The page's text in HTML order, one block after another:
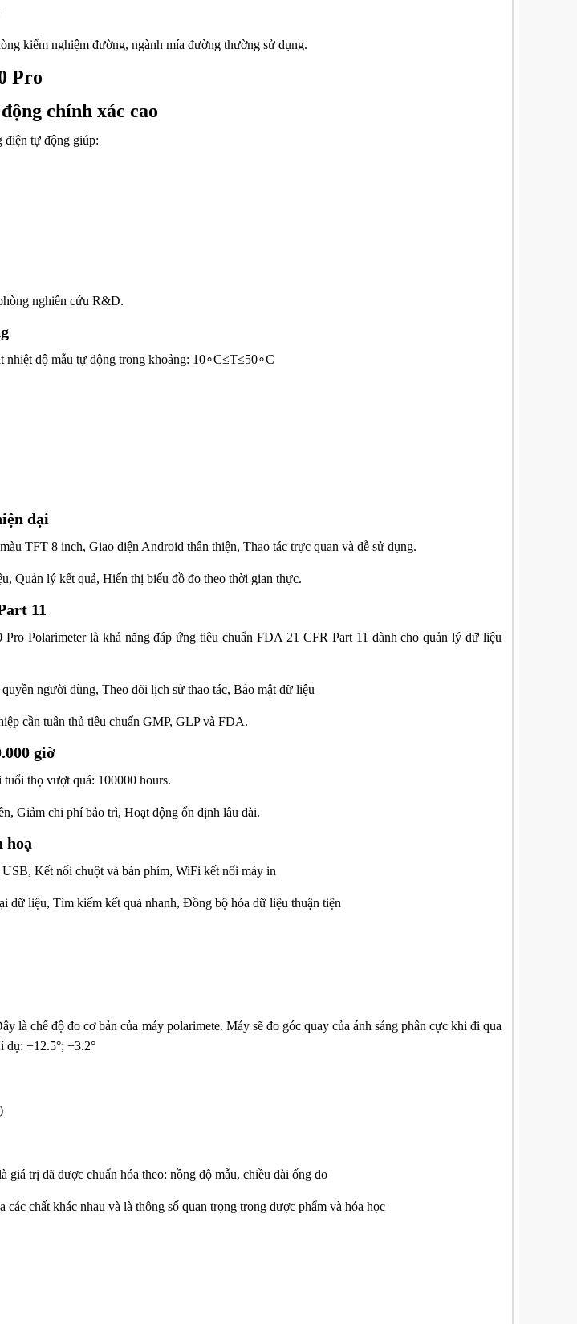
kiểm nghiệm đường, ngành mía đường thường sử dụng.
Pro
chính xác cao
điện tự động giúp:
nghiên cứu R&D.
nhiệt độ mẫu tự động trong khoảng: 10∘C≤T≤50∘C
đại
TFT 8 inch, Giao diện Android thân thiện, Thao tác trực quan và dễ sử dụng.
Quản lý kết quả, Hiển thị biểu đồ đo theo thời gian thực.
11
Polarimeter là khả năng đáp ứng tiêu chuẩn FDA 21 CFR Part 11 dành cho quản lý dữ liệu
quyền người dùng, Theo dõi lịch sử thao tác, Bảo mật dữ liệu
cần tuân thủ tiêu chuẩn GMP, GLP và FDA.
giờ
thọ vượt quá: 100000 hours.
Giảm chi phí bảo trì, Hoạt động ổn định lâu dài.
hoạ
USB, Kết nối chuột và bàn phím, WiFi kết nối máy in
dữ liệu, Tìm kiếm kết quả nhanh, Đồng bộ hóa dữ liệu thuận tiện
là chế độ đo cơ bản của máy polarimete. Máy sẽ đo góc quay của ánh sáng phân cực khi đi qua
dụ: +12.5°; −3.2°
giá trị đã được chuẩn hóa theo: nồng độ mẫu, chiều dài ống đo
các chất khác nhau và là thông số quan trọng trong dược phẩm và hóa học